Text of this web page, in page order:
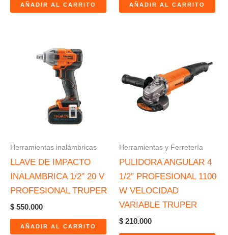
AÑADIR AL CARRITO AÑADIR AL CARRITO
Herramientas inalámbricas
LLAVE DE IMPACTO
INALAMBRICA 1/2″ 20 V
PROFESIONAL TRUPER
$ 550.000
AÑADIR AL CARRITO
Herramientas y Ferretería
PULIDORA ANGULAR 4
1/2″ PROFESIONAL 1100
W VELOCIDAD
VARIABLE TRUPER
$ 210.000